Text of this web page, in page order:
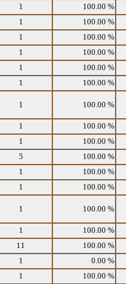
1 100.00 %
1 100.00 %
1 100.00 %
1 100.00 %
1 100.00 %
1 100.00 %
1 100.00 %
1 100.00 %
1 100.00 %
5 100.00 %
1 100.00 %
1 100.00 %
1 100.00 %
1 100.00 %
11 100.00 %
1 0.00 %
1 100.00 %